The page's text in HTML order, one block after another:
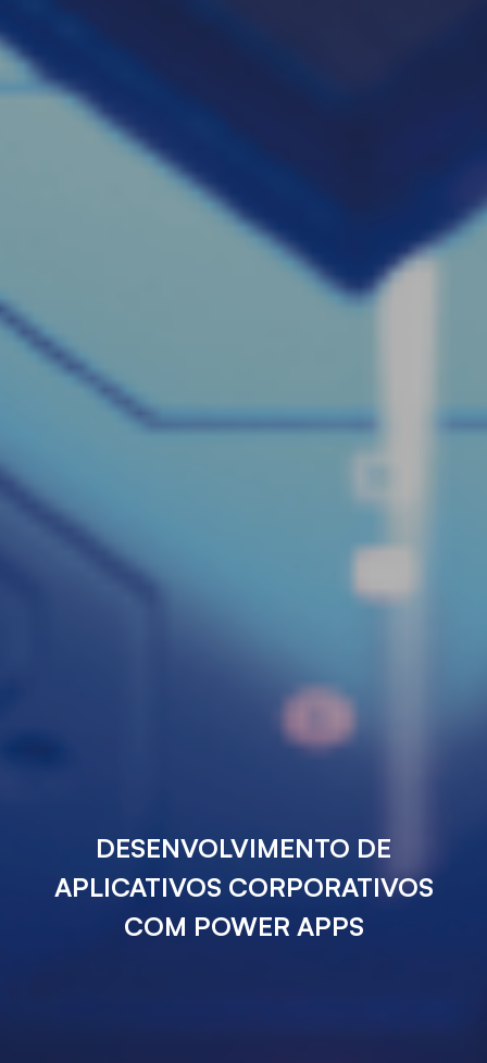
DESENVOLVIMENTO DE
APLICATIVOS CORPORATIVOS
COM POWER APPS